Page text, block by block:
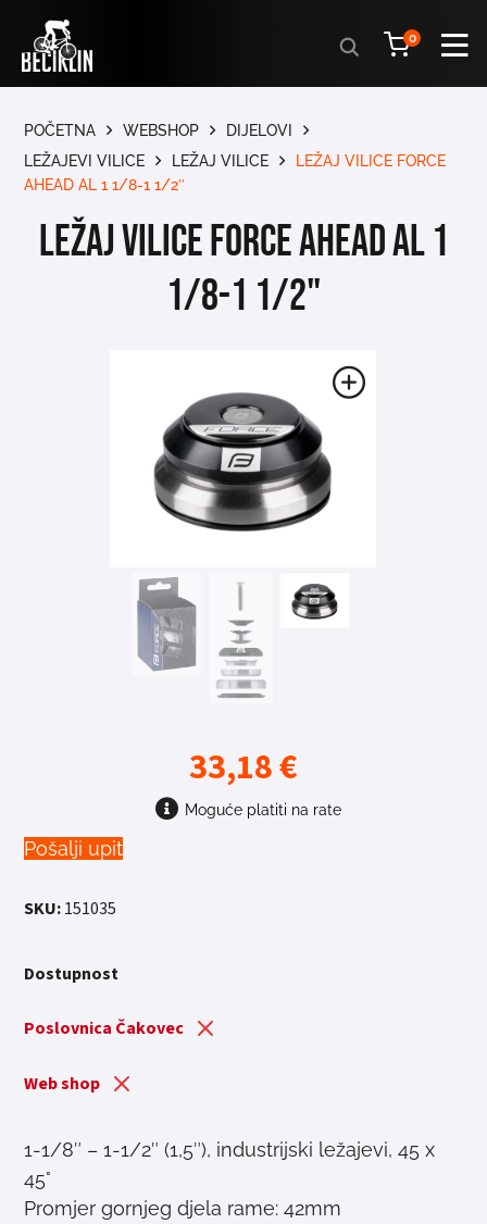
Products
search
0
POČETNA WEBSHOP
DIJELOVI
LEŽAJEVI VILICE
LEŽAJ VILICE
LEŽAJ VILICE FORCE
AHEAD AL 1 1/8-1 1/2″
LEŽAJ VILICE FORCE AHEAD AL 1
1/8-1 1/2"
33,18€
Moguće platiti na rate
Pošalji upit
SKU:151035
Dostupnost
Poslovnica Čakovec
Web shop
1-1/8″ – 1-1/2″ (1,5″), industrijski ležajevi, 45 x
45°
Promjer gornjeg djela rame: 42mm